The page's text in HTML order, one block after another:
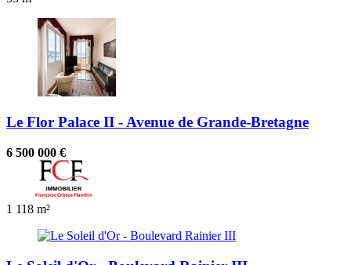
Le Flor Palace II - Avenue de Grande-Bretagne
6 500 000 €
1 118 m²